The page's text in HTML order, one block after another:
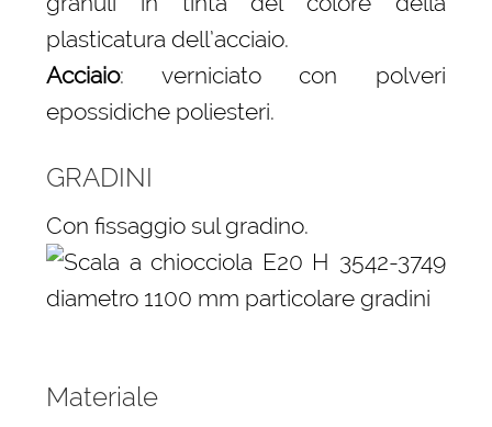
plasticatura dell’acciaio.
Acciaio: verniciato con polveri
epossidiche poliesteri.
GRADINI
Con fissaggio sul gradino.
Materiale